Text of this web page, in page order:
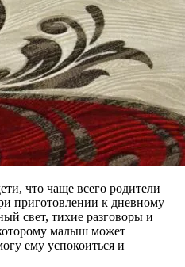
что чаще всего родители
приготовлении к дневному
свет, тихие разговоры и
малыш может
ему успокоиться и